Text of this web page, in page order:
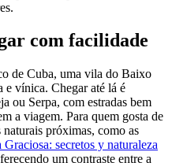
com facilidade
de Cuba, uma vila do Baixo
vínica. Chegar até lá é
ou Serpa, com estradas bem
a viagem. Para quem gosta de
próximas, como as
secretos y naturaleza
um contraste entre a